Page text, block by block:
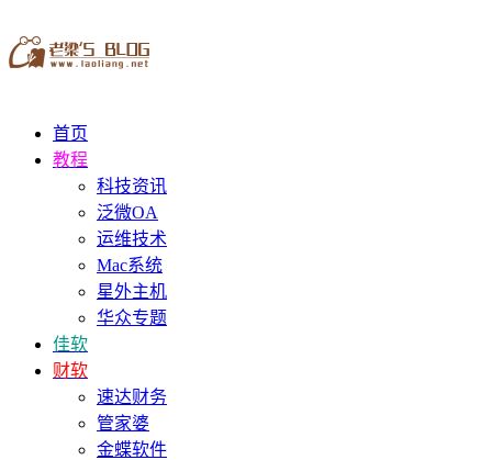
首页
教程
科技资讯
泛微OA
运维技术
Mac系统
星外主机
华众专题
佳软
财软
速达财务
管家婆
金蝶软件